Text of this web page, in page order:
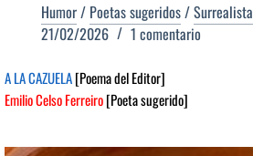
Humor/ Poetas sugeridos/Surrealista
21/02/2026
1 comentario
A LA CAZUELA[Poema del Editor]
Emilio Celso Ferreiro[Poeta sugerido]